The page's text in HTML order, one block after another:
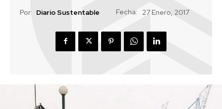
Por: Diario Sustentable Fecha: 27 Enero, 2017